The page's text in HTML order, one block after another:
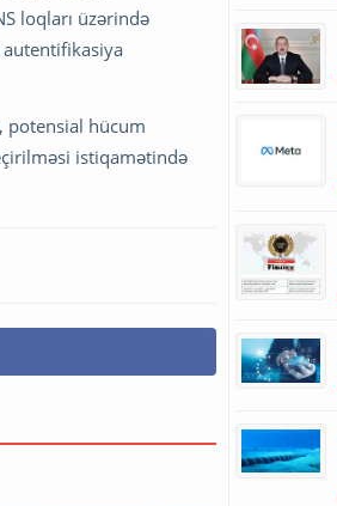
loqları üzərində
autentifikasiya
potensial hücum
istiqamətində